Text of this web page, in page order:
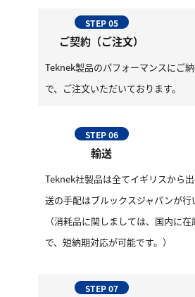
STEP 05
ご契約（ご注文）
Teknek製品のパフォーマンスにご
で、ご注文いただいております。
STEP 06
輸送
Teknek社製品は全てイギリスから
送の手配はブルックスジャパンが行
（消耗品に関しましては、国内に
で、短納期対応が可能です。）
STEP 07